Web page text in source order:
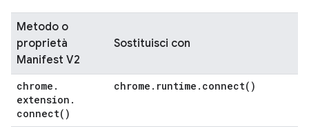
Metodo o
proprietà
Manifest V2
Sostituisci con
chrome .
extension .
connect( )
chrome . runtime . connect( )